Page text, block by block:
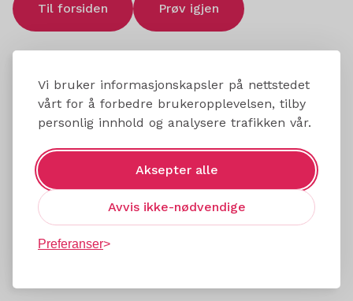
Vi bruker informasjonskapsler på nettstedet
vårt for å forbedre brukeropplevelsen, tilby
personlig innhold og analysere trafikken vår.
Aksepter alle
Avvis ikke-nødvendige
Preferanser
Til forsiden Prøv igjen